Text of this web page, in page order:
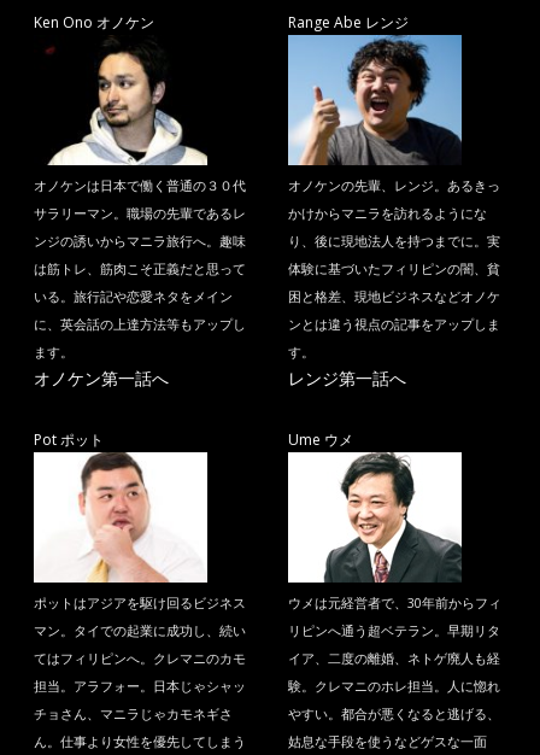
Ken Ono オノケン
オノケンは日本で働く普通の３０代
サラリーマン。職場の先輩であるレ
ンジの誘いからマニラ旅行へ。趣味
は筋トレ、筋肉こそ正義だと思って
いる。旅行記や恋愛ネタをメイン
に、英会話の上達方法等もアップし
ます。
オノケン第一話へ
Range Abe レンジ
オノケンの先輩、レンジ。あるきっ
かけからマニラを訪れるようにな
り、後に現地法人を持つまでに。実
体験に基づいたフィリピンの闇、貧
困と格差、現地ビジネスなどオノケ
ンとは違う視点の記事をアップしま
す。
レンジ第一話へ
Pot ポット
ポットはアジアを駆け回るビジネス
マン。タイでの起業に成功し、続い
てはフィリピンへ。クレマニのカモ
担当。アラフォー。日本じゃシャッ
チョさん、マニラじゃカモネギさ
ん。仕事より女性を優先してしまう
Ume ウメ
ウメは元経営者で、30年前からフィ
リピンへ通う超ベテラン。早期リタ
イア、二度の離婚、ネトゲ廃人も経
験。クレマニのホレ担当。人に惚れ
やすい。都合が悪くなると逃げる、
姑息な手段を使うなどゲスな一面